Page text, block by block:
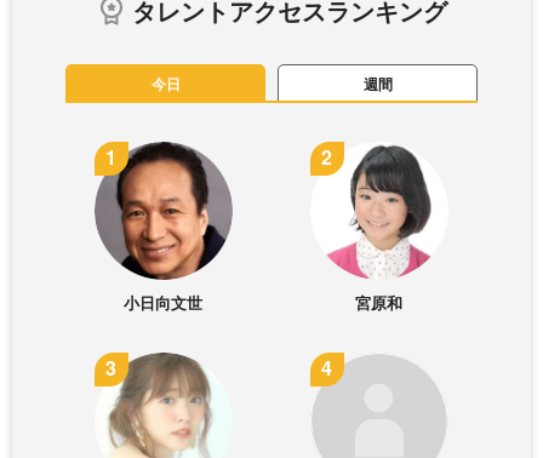
タレントアクセスランキング
今日 週間
小日向文世 宮原和